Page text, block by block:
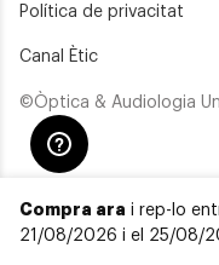
Compra ara i rep-lo
21/08/2026 i el 25/08/
Política de privacitat
Canal Ètic
©Òptica & Audiologia